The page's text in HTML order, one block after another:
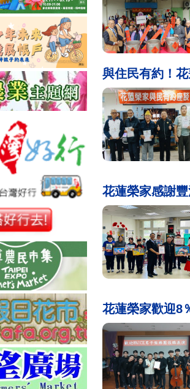
與住民有約！
花蓮榮家感謝
花蓮榮家歡迎8